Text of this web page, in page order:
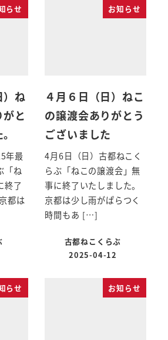
らせ
）ね
と
年最
「ね
終了
都は
お知らせ
４月６日（日）ねこ
の譲渡会ありがとう
ございました
4月6日（日）古都ねこく
らぶ「ねこの譲渡会」無
事に終了いたしました。
京都は少し雨がぱらつく
時間もあ […]
古都ねこくらぶ
2025-04-12
らせ お知らせ